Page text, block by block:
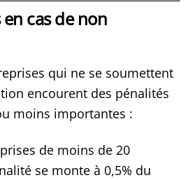
cas de non
qui ne se soumettent
encourent des pénalités
moins importantes :
de moins de 20
se monte à 0,5% du